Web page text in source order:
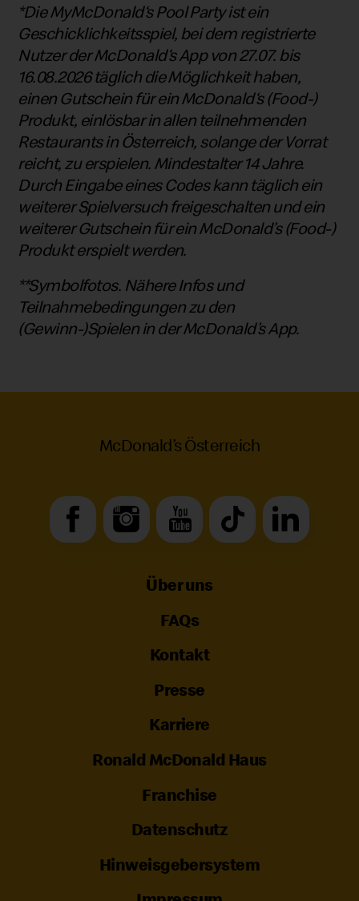
*Die MyMcDonald‘s Pool Party ist ein
Geschicklichkeitsspiel, bei dem registrierte
Nutzer der McDonald‘s App von 27.07. bis
16.08.2026 täglich die Möglichkeit haben,
einen Gutschein für ein McDonald‘s (Food-)
Produkt, einlösbar in allen teilnehmenden
Restaurants in Österreich, solange der Vorrat
reicht, zu erspielen. Mindestalter 14 Jahre.
Durch Eingabe eines Codes kann täglich ein
weiterer Spielversuch freigeschalten und ein
weiterer Gutschein für ein McDonald’s (Food-)
Produkt erspielt werden.
**Symbolfotos. Nähere Infos und
Teilnahmebedingungen zu den
(Gewinn-)Spielen in der McDonald’s App.
McDonald’s Österreich
Über uns
FAQs
Kontakt
Presse
Karriere
Ronald McDonald Haus
Franchise
Datenschutz
Hinweisgebersystem